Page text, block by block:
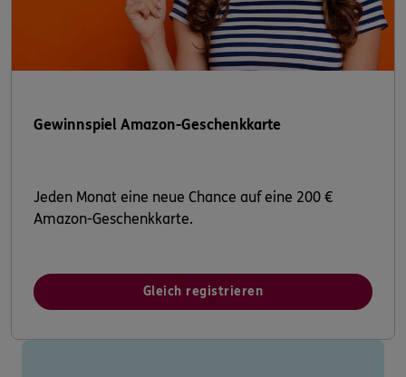
Gewinnspiel Amazon-Geschenkkarte
Jeden Monat eine neue Chance auf eine 200 €
Amazon-Geschenkkarte.
Gleich registrieren